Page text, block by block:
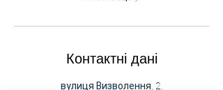
Контактні дані
вулиця Визволення, 2,